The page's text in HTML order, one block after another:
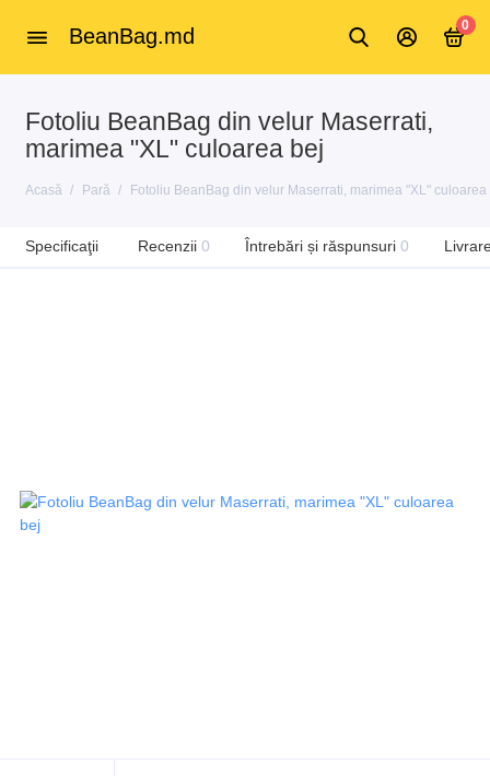
BeanBag.md 0
Fotoliu BeanBag din velur Maserrati,
marimea "XL" culoarea bej
Acasă Pară Fotoliu BeanBag din velur Maserrati, marimea "XL" culoarea
Specificaţii Recenzii 0 Întrebări și răspunsuri 0